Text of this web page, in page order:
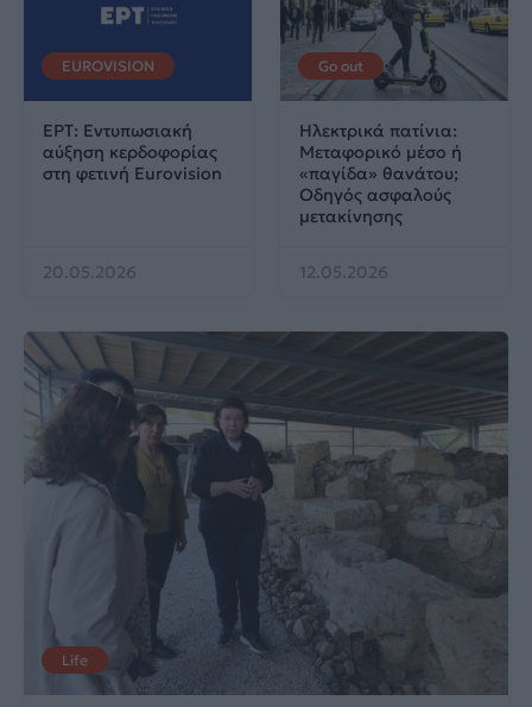
EUROVISION
ΕΡΤ: Εντυπωσιακή
αύξηση κερδοφορίας
στη φετινή Eurovision
20.05.2026
Go out
Ηλεκτρικά πατίνια:
Μεταφορικό μέσο ή
«παγίδα» θανάτου;
Οδηγός ασφαλούς
μετακίνησης
12.05.2026
Life